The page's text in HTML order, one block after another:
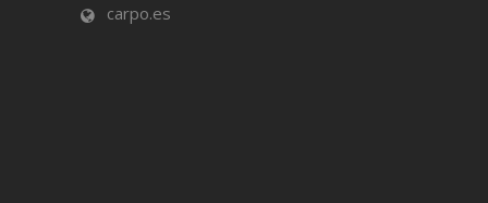
carpo.es